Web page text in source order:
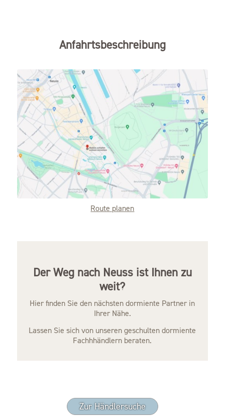
Anfahrtsbeschreibung
Route planen
Der Weg nach Neuss ist Ihnen zu
weit?
Hier finden Sie den nächsten dormiente Partner in
Ihrer Nähe.
Lassen Sie sich von unseren geschulten dormiente
Fachhhändlern beraten.
Zur Händlersuche